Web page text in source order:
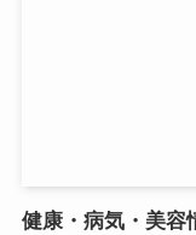
健康・病気・美容